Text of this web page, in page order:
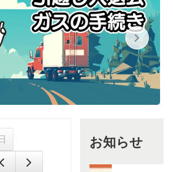
お知らせ